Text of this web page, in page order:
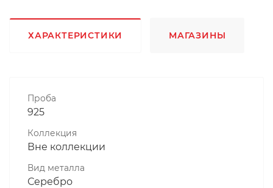
ХАРАКТЕРИСТИКИ МАГАЗИНЫ
Проба
925
Коллекция
Вне коллекции
Вид металла
Серебро